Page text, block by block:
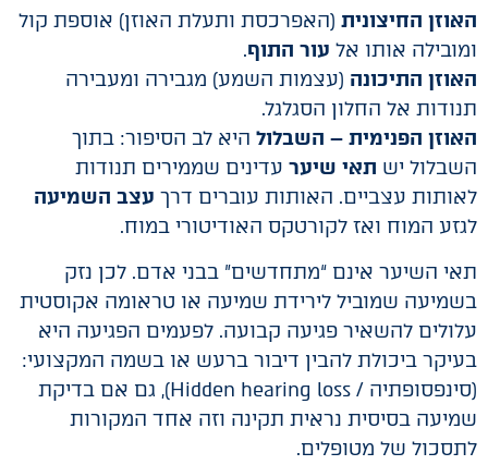
האוזן החיצונית (האפרכסת ותעלת האוזן) אוספת קול
ומובילה אותו אל עור התוף.
האוזן התיכונה (עצמות השמע) מגבירה ומעבירה
תנודות אל החלון הסגלגל.
האוזן הפנימית – השבלול היא לב הסיפור: בתוך
השבלול יש תאי שיער עדינים שממירים תנודות
לאותות עצביים. האותות עוברים דרך עצב השמיעה
לגזע המוח ואז לקורטקס האודיטורי במוח.
תאי השיער אינם “מתחדשים” בבני אדם. לכן נזק
בשמיעה שמוביל לירידת שמיעה או טראומה אקוסטית
עלולים להשאיר פגיעה קבועה. לפעמים הפגיעה היא
בעיקר ביכולת להבין דיבור ברעש או בשמה המקצועי:
(סינפסופתיה / Hidden hearing loss), גם אם בדיקת
שמיעה בסיסית נראית תקינה וזה אחד המקורות
לתסכול של מטופלים.